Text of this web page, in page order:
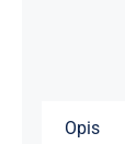
Opis